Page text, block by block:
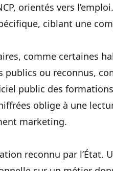
orientés vers l’emploi.
ciblant une
comme certaines
publics ou reconnus,
public des
oblige à une
marketing.
reconnu par l’État.